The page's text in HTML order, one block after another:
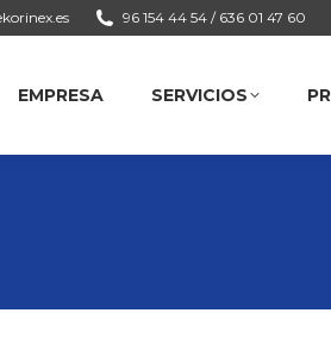
96 154 44 54 / 636 01 47 60
EMPRESA SERVICIOS
SERVICIOS